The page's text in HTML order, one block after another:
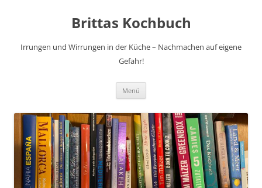
Brittas Kochbuch
Irrungen und Wirrungen in der Küche – Nachmachen auf eigene
Gefahr!
Menü